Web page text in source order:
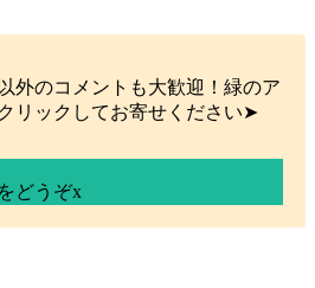
外のコメントも大歓迎！緑のア
リックしてお寄せください➤
どうぞx